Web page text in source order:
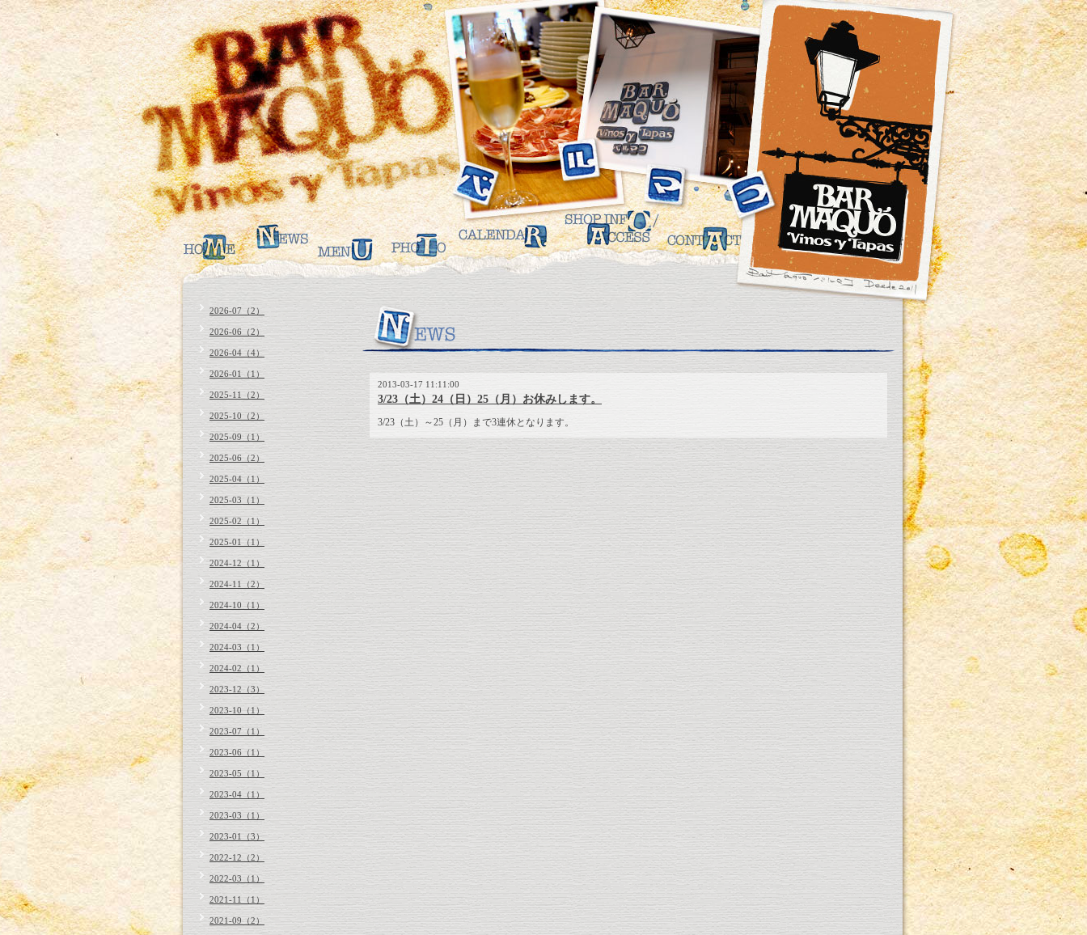
2013-03-17 11:11:00
3/23（土）24（日）25（月）お休みします。
3/23（土）～25（月）まで3連休となります。
2026-07（2）
2026-06（2）
2026-04（4）
2026-01（1）
2025-11（2）
2025-10（2）
2025-09（1）
2025-06（2）
2025-04（1）
2025-03（1）
2025-02（1）
2025-01（1）
2024-12（1）
2024-11（2）
2024-10（1）
2024-04（2）
2024-03（1）
2024-02（1）
2023-12（3）
2023-10（1）
2023-07（1）
2023-06（1）
2023-05（1）
2023-04（1）
2023-03（1）
2023-01（3）
2022-12（2）
2022-03（1）
2021-11（1）
2021-09（2）